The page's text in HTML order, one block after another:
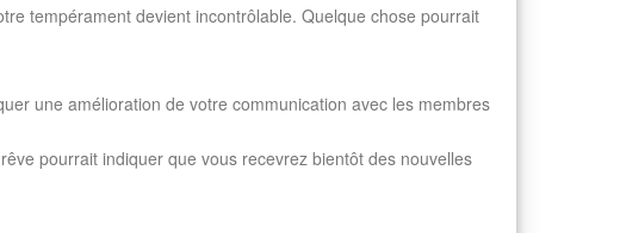
tempérament devient incontrôlable. Quelque chose pourrait
une amélioration de votre communication avec les membres
pourrait indiquer que vous recevrez bientôt des nouvelles